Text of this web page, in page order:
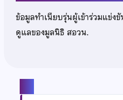
ข้อมูลทำเนียบรุ่นผู้เข้าร่วมแข่ง
ดูแลของมูลนิธิ สอวน.